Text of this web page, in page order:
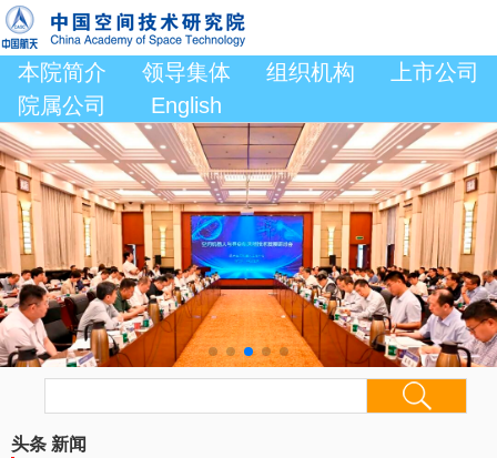
本院简介 领导集体 组织机构
上市公司
院属公司
English
头条 新闻